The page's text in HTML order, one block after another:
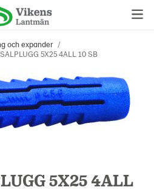
och expander /
5X25 4ALL 10 SB
5X25 4ALL